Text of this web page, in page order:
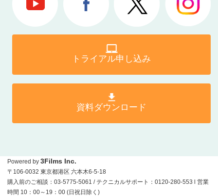
トライアル申し込み
資料ダウンロード
Powered by 3Films Inc.
〒106-0032 東京都港区 六本木6-5-18
購入前のご相談：03-5775-5061 / テクニカルサポート：0120-280-553 l 営業
時間 10：00～19：00 (日祝日除く)